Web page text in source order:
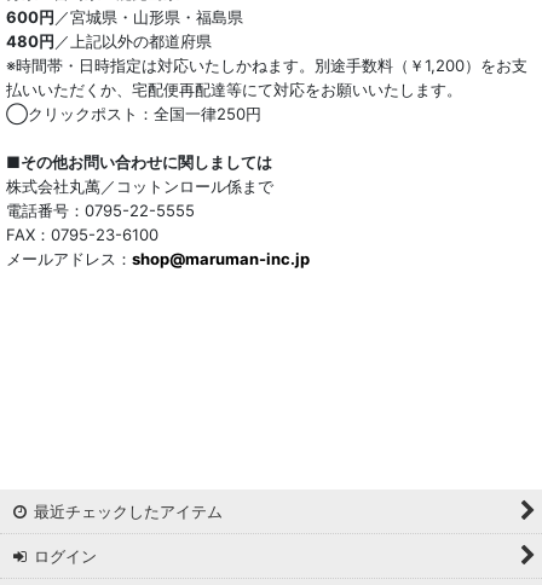
キュプラ/レーヨン混
シルク混
ウール混
トリアセテート混
サッカー/クレープ
マドラスチェック
ドビー
600円 ／宮城県・山形県・福島県
480円 ／上記以外の都道府県
※時間帯・日時指定は対応いたしかねます。別途手数料（￥1,200）をお支
払いいただくか、宅配便再配達等にて対応をお願いいたします。
◯クリックポスト：全国一律250円
■その他お問い合わせに関しましては
株式会社丸萬／コットンロール係まで
電話番号：0795-22-5555
FAX：0795-23-6100
メールアドレス： shop@maruman-inc.jp
最近チェックしたアイテム
ログイン